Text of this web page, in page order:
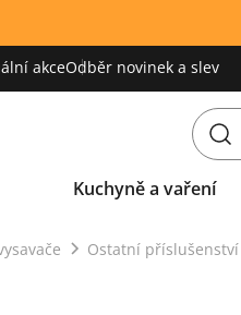
akceOdběr novinek a slev
Kuchyně a vaření
Ostatní příslušenství